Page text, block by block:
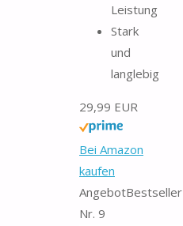
Leistung
Stark
und
langlebig
29,99 EUR
Bei Amazon
kaufen
AngebotBestseller
Nr. 9